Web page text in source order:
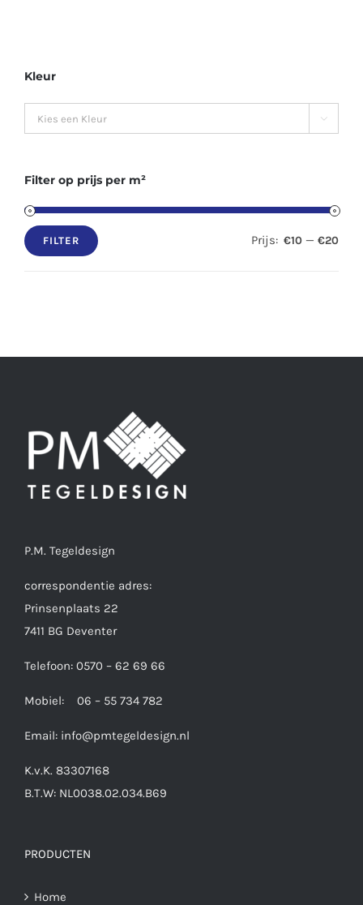
Kleur

Filter op prijs per m²
Min.
Max.
FILTER Prijs: €10 — €20
P.M. Tegeldesign
correspondentie adres:
Prinsenplaats 22
7411 BG Deventer
Telefoon: 0570 – 62 69 66
Mobiel: 06 – 55 734 782
Email: info@pmtegeldesign.nl
K.v.K. 83307168
B.T.W: NL0038.02.034.B69
PRODUCTEN
Home